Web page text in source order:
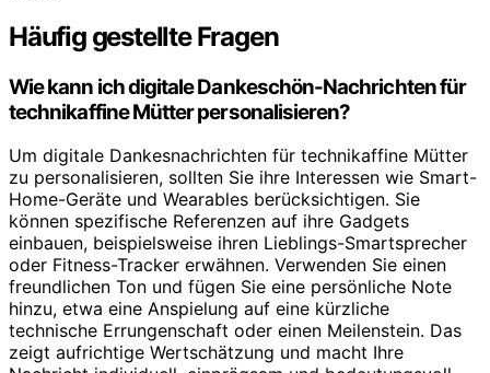
Häufig gestellte Fragen
Wie kann ich digitale Dankeschön-Nachrichten für
technikaffine Mütter personalisieren?
Um digitale Dankesnachrichten für technikaffine Mütter
zu personalisieren, sollten Sie ihre Interessen wie Smart-
Home-Geräte und Wearables berücksichtigen. Sie
können spezifische Referenzen auf ihre Gadgets
einbauen, beispielsweise ihren Lieblings-Smartsprecher
oder Fitness-Tracker erwähnen. Verwenden Sie einen
freundlichen Ton und fügen Sie eine persönliche Note
hinzu, etwa eine Anspielung auf eine kürzliche
technische Errungenschaft oder einen Meilenstein. Das
zeigt aufrichtige Wertschätzung und macht Ihre